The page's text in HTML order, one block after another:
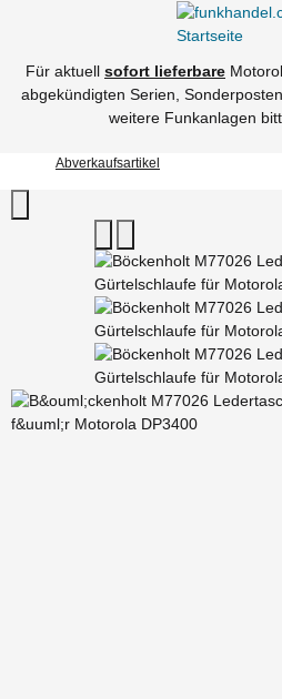
Für aktuell sofort lieferbare
abgekündigten Serien,
weitere Funkanlagen
Abverkaufsartikel